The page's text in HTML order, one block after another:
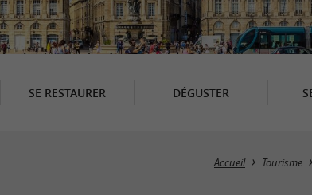
SE RESTAURER DÉGUSTER
Accueil Tourisme